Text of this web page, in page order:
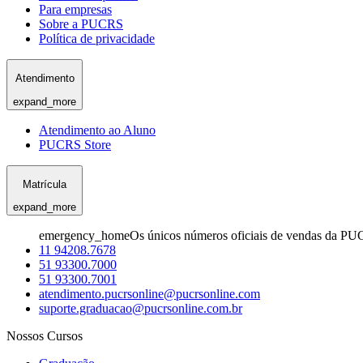
Para empresas
Sobre a PUCRS
Política de privacidade
Atendimento
expand_more
Atendimento ao Aluno
PUCRS Store
Matrícula
expand_more
emergency_homeOs únicos números oficiais de vendas da
11 94208.7678
51 93300.7000
51 93300.7001
atendimento.pucrsonline@pucrsonline.com
suporte.graduacao@pucrsonline.com.br
Nossos Cursos